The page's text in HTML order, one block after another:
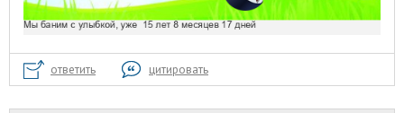
ответить цитировать